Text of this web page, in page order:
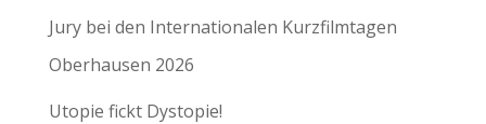
Jury bei den Internationalen Kurzfilmtagen
Oberhausen 2026
Utopie fickt Dystopie!